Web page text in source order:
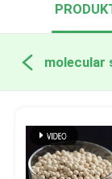
molecular